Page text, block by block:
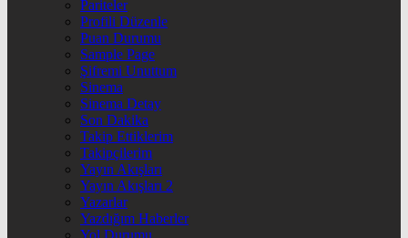
Pariteler
Profili Düzenle
Puan Durumu
Sample Page
Şifremi Unuttum
Sinema
Sinema Detay
Son Dakika
Takip Ettiklerim
Takipçilerim
Yayın Akışları
Yayın Akışları 2
Yazarlar
Yazdığım Haberler